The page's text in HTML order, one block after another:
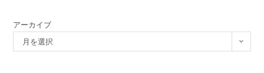
アーカイブ
月を選択